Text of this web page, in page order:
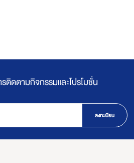
ติดตามกิจกรรมและโปรโมชั่น
ลงทะเบียน